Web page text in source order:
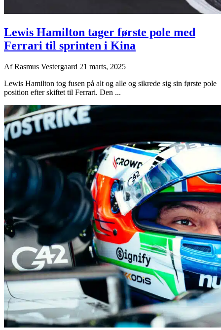
Lewis Hamilton tager første pole med
Ferrari til sprinten i Kina
AfRasmus Vestergaard 21 marts, 2025
Lewis Hamilton tog fusen på alt og alle og sikrede sig sin første pole
position efter skiftet til Ferrari. Den ...